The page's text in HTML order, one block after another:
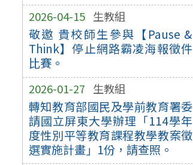
2026-04-15 生教組
敬邀 貴校師生參與【Pause &
Think】停止網路霸凌海報徵件
比賽。
2026-01-27 生教組
轉知教育部國民及學前教育署委
請國立屏東大學辦理「114學年
度性別平等教育課程教學教案徵
選實施計畫」1份，請查照。